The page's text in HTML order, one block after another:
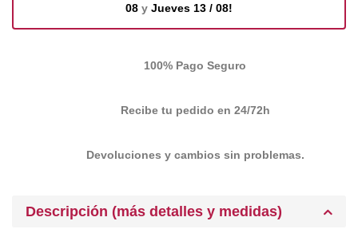
08 y Jueves 13 / 08!
100% Pago Seguro
Recibe tu pedido en 24/72h
Devoluciones y cambios sin problemas.
Descripción (más detalles y medidas)